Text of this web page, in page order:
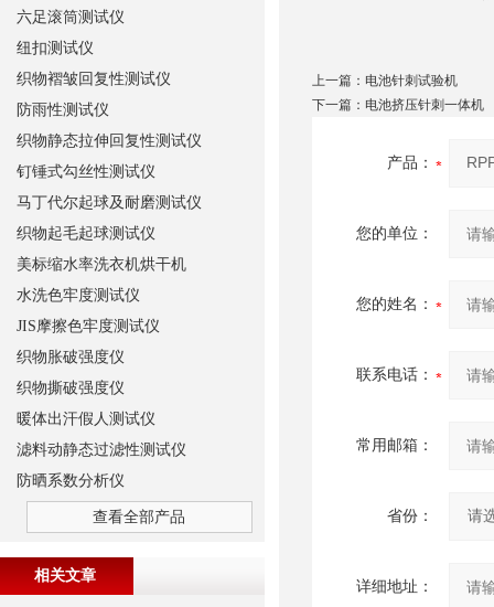
上一篇： 电池针刺试验机
下一篇： 电池挤压针刺一体机
产品：
您的单位：
您的姓名：
联系电话：
常用邮箱：
省份：
详细地址：
六足滚筒测试仪
纽扣测试仪
织物褶皱回复性测试仪
防雨性测试仪
织物静态拉伸回复性测试仪
钉锤式勾丝性测试仪
马丁代尔起球及耐磨测试仪
织物起毛起球测试仪
美标缩水率洗衣机烘干机
水洗色牢度测试仪
JIS摩擦色牢度测试仪
织物胀破强度仪
织物撕破强度仪
暖体出汗假人测试仪
滤料动静态过滤性测试仪
防晒系数分析仪
查看全部产品
相关文章